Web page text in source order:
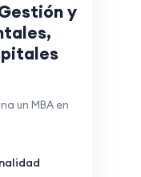
y
un MBA en